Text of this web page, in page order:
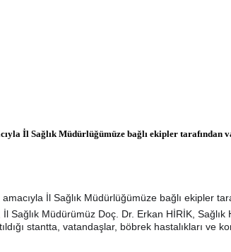
İl Sağlık Müdürlüğümüze bağlı ekipler tarafından
İl Sağlık Müdürlüğümüze bağlı ekipler
İl Sağlık Müdürümüz Doç. Dr. Erkan HİRİK,
stantta, vatandaşlar, böbrek hastalıkları ve